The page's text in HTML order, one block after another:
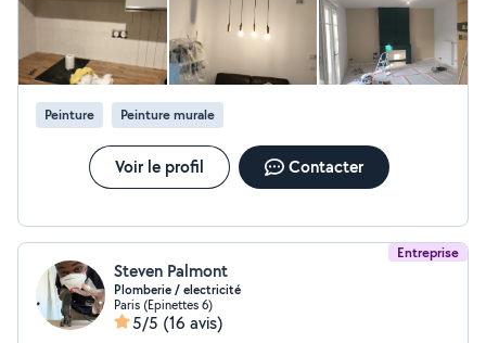
Peinture Peinture murale
Voir le profil Contacter
Entreprise
Steven Palmont
Plomberie / electricité
Paris (Epinettes 6)
5/5 (16 avis)